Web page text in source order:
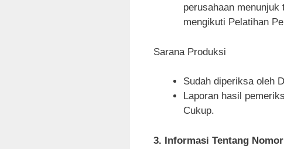
perusahaan
mengikuti Pelatihan
Sarana Produksi
Sudah diperiksa oleh
Laporan hasil
Cukup.
3. Informasi Tentang